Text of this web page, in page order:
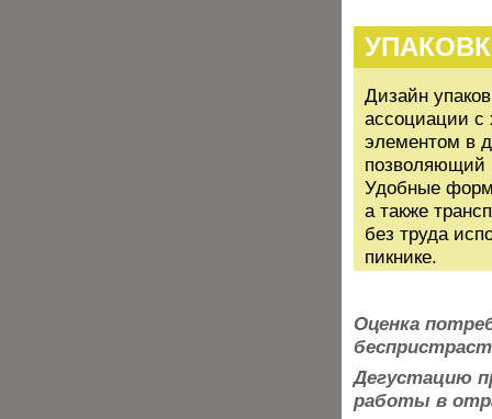
Дизайн
ассоциации
элементом в
позволяющий
Удобные
а также
без труда
пикнике.
Оценка
Дегустацию
работы в